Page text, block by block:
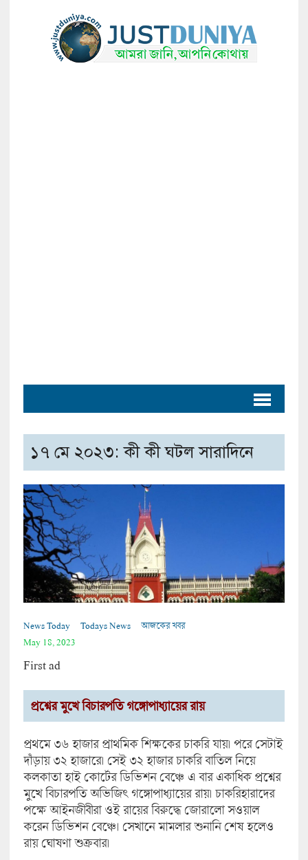
১৭ মে ২০২৩: কী কী ঘটল সারাদিনে
News Today Todays News
আজকের খবর
May 18, 2023
First ad
প্রশ্নের মুখে বিচারপতি গঙ্গোপাধ্যায়ের রায়
প্রথমে ৩৬ হাজার প্রাথমিক শিক্ষকের চাকরি যায়। পরে সেটাই
দাঁড়ায় ৩২ হাজারে। সেই ৩২ হাজার চাকরি বাতিল নিয়ে
কলকাতা হাই কোর্টের ডিভিশন বেঞ্চে এ বার একাধিক প্রশ্নের
মুখে বিচারপতি অভিজিৎ গঙ্গোপাধ্যায়ের রায়। চাকরিহারাদের
পক্ষে আইনজীবীরা ওই রায়ের বিরুদ্ধে জোরালো সওয়াল
করেন ডিভিশন বেঞ্চে। সেখানে মামলার শুনানি শেষ হলেও
রায় ঘোষণা শুক্রবার।